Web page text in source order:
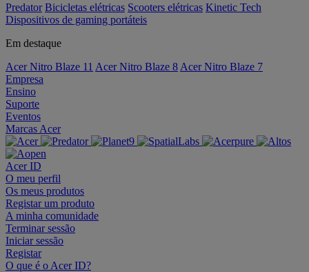
Predator Bicicletas elétricas Scooters elétricas Kinetic Tech
Dispositivos de gaming portáteis
Em destaque
Acer Nitro Blaze 11 Acer Nitro Blaze 8 Acer Nitro Blaze 7
Empresa
Ensino
Suporte
Eventos
Marcas Acer
Acer ID
O meu perfil
Os meus produtos
Registar um produto
A minha comunidade
Terminar sessão
Iniciar sessão
Registar
O que é o Acer ID?